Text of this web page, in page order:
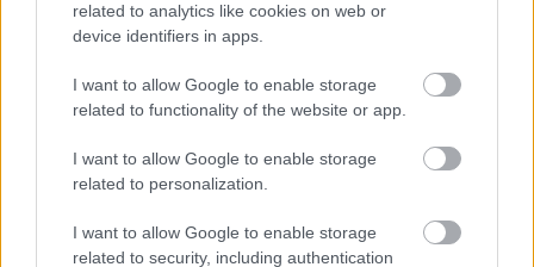
related to analytics like cookies on web or
device identifiers in apps.
I want to allow Google to enable storage
related to functionality of the website or app.
I want to allow Google to enable storage
related to personalization.
I want to allow Google to enable storage
related to security, including authentication
3/ Styrka Allmän: Prioritera mage, rygg och
arm. Kör 30- 40 sek arbete och lika lång vila.
Total tid ca 0.30 tim + Jogg 0.30 tim
4/ Korta intervaller 1 min x 7-10 st, kort vila (ca
1 min) + Distans 30- 0.45 tim
5/ Distans Långt och lugnt (prat tempo), 2-3 tim